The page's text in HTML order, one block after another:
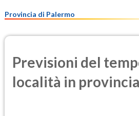
Provincia di Palermo
Previsioni del
località in